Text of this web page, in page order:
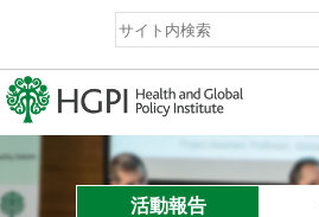
活動報告